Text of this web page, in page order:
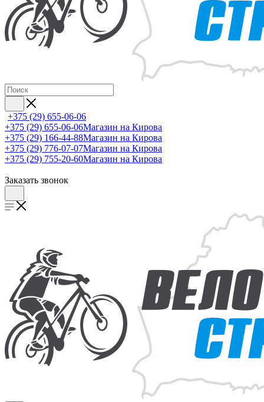
+375 (29) 655-06-06
+375 (29) 655-06-06Магазин на Кирова
+375 (29) 166-44-88Магазин на Кирова
+375 (29) 776-07-07Магазин на Кирова
+375 (29) 755-20-60Магазин на Кирова
Заказать звонок